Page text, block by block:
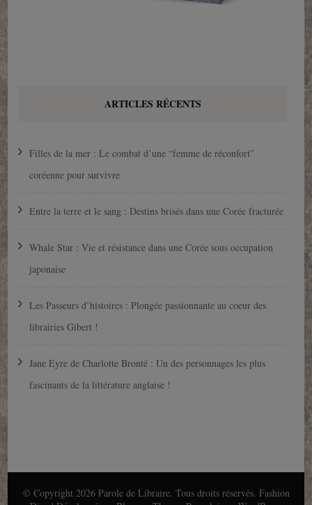
ARTICLES RÉCENTS
Filles de la mer : Le combat d’une “femme de réconfort”
coréenne pour survivre
Entre la terre et le sang : Destins brisés dans une Corée fracturée
Whale Star : Vie et résistance dans une Corée sous occupation
japonaise
Les Passeurs d’histoires : Plongée passionnante au coeur des
librairies Gibert !
Jane Eyre de Charlotte Brontë : Un des personnages les plus
fascinants de la littérature anglaise !
© Copyright 2026 Parole de Libraire. Tous droits réservés. Fashion